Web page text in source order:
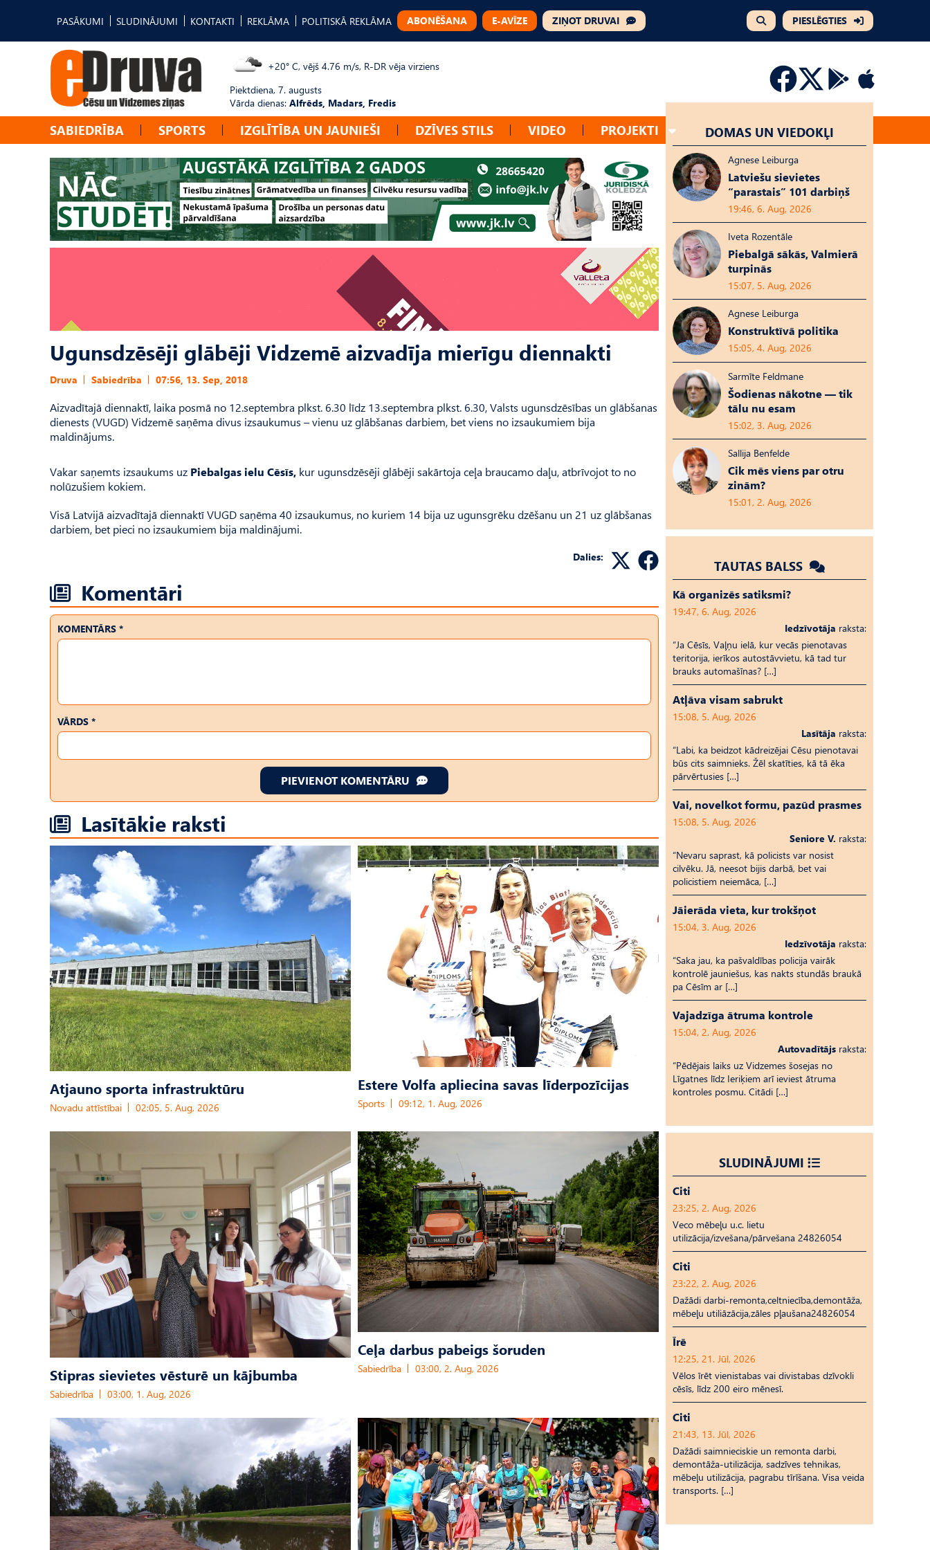
PASĀKUMI SLUDINĀJUMI KONTAKTI REKLĀMA POLITISKĀ REKLĀMA ABONĒŠANA E-AVĪZE ZIŅOT DRUVAI PIESLĒGTIES
+20° C, vējš 4.76 m/s, R-DR vēja virziens
Piektdiena, 7. augusts
Vārda dienas: Alfrēds, Madars, Fredis
SABIEDRĪBA SPORTS IZGLĪTĪBA UN JAUNIEŠI DZĪVES STILS VIDEO PROJEKTI
Ugunsdzēsēji glābēji Vidzemē aizvadīja mierīgu diennakti
Druva Sabiedrība 07:56, 13. Sep, 2018
Aizvadītajā diennaktī, laika posmā no 12.septembra plkst. 6.30 līdz 13.septembra plkst. 6.30, Valsts ugunsdzēsības un glābšanas
dienests (VUGD) Vidzemē saņēma divus izsaukumus – vienu uz glābšanas darbiem, bet viens no izsaukumiem bija
maldinājums.
Vakar saņemts izsaukums uz Piebalgas ielu Cēsīs, kur ugunsdzēsēji glābēji sakārtoja ceļa braucamo daļu, atbrīvojot to no
nolūzušiem kokiem.
Visā Latvijā aizvadītajā diennaktī VUGD saņēma 40 izsaukumus, no kuriem 14 bija uz ugunsgrēku dzēšanu un 21 uz glābšanas
darbiem, bet pieci no izsaukumiem bija maldinājumi.
Dalies:
Komentāri
KOMENTĀRS *
VĀRDS *
PIEVIENOT KOMENTĀRU
Lasītākie raksti
Atjauno sporta infrastruktūru
Novadu attīstībai 02:05, 5. Aug, 2026
Estere Volfa apliecina savas līderpozīcijas
Sports 09:12, 1. Aug, 2026
Stipras sievietes vēsturē un kājbumba
Sabiedrība 03:00, 1. Aug, 2026
Ceļa darbus pabeigs šoruden
Sabiedrība 03:00, 2. Aug, 2026
DOMAS UN VIEDOKĻI
Agnese Leiburga
Latviešu sievietes
“parastais” 101 darbiņš
19:46, 6. Aug, 2026
Iveta Rozentāle
Piebalgā sākās, Valmierā
turpinās
15:07, 5. Aug, 2026
Agnese Leiburga
Konstruktīvā politika
15:05, 4. Aug, 2026
Sarmīte Feldmane
Šodienas nākotne — tik
tālu nu esam
15:02, 3. Aug, 2026
Sallija Benfelde
Cik mēs viens par otru
zinām?
15:01, 2. Aug, 2026
TAUTAS BALSS
Kā organizēs satiksmi?
19:47, 6. Aug, 2026
Iedzīvotāja raksta:
“Ja Cēsīs, Vaļņu ielā, kur vecās pienotavas
teritorija, ierīkos autostāvvietu, kā tad tur
brauks automašīnas? […]
Atļāva visam sabrukt
15:08, 5. Aug, 2026
Lasītāja raksta:
“Labi, ka beidzot kādreizējai Cēsu pienotavai
būs cits saimnieks. Žēl skatīties, kā tā ēka
pārvērtusies […]
Vai, novelkot formu, pazūd prasmes
15:08, 5. Aug, 2026
Seniore V. raksta:
“Nevaru saprast, kā policists var nosist
cilvēku. Jā, neesot bijis darbā, bet vai
policistiem neiemāca, […]
Jāierāda vieta, kur trokšņot
15:04, 3. Aug, 2026
Iedzīvotāja raksta:
“Saka jau, ka pašvaldības policija vairāk
kontrolē jauniešus, kas nakts stundās braukā
pa Cēsīm ar […]
Vajadzīga ātruma kontrole
15:04, 2. Aug, 2026
Autovadītājs raksta:
“Pēdējais laiks uz Vid­ze­mes šosejas no
Līgatnes līdz Ieriķiem arī ieviest ātruma
kontroles posmu. Citādi […]
SLUDINĀJUMI
Citi
23:25, 2. Aug, 2026
Veco mēbeļu u.c. lietu
utilizācija/izvešana/pārvešana 24826054
Citi
23:22, 2. Aug, 2026
Dažādi darbi-remonta,celtniecība,demontāža,
mēbeļu utiliāzācija,zāles pļaušana24826054
Īrē
12:25, 21. Jūl, 2026
Vēlos īrēt vienistabas vai divistabas dzīvokli
cēsīs, līdz 200 eiro mēnesī.
Citi
21:43, 13. Jūl, 2026
Dažādi saimnieciskie un remonta darbi,
demontāža-utilizācija, sadzīves tehnikas,
mēbeļu utilizācija, pagrabu tīrīšana. Visa veida
transports. […]